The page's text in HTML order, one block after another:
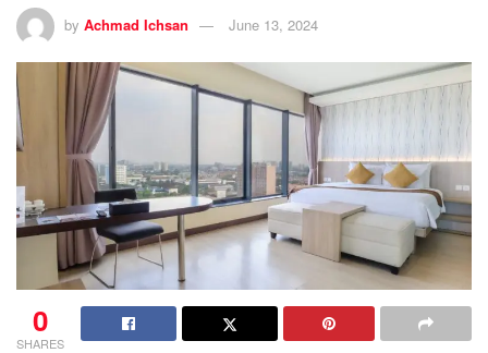
by Achmad Ichsan June 13, 2024
0
SHARES